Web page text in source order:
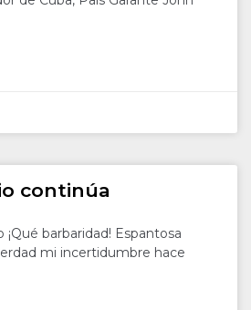
continúa
barbaridad! Espantosa
mi incertidumbre hace